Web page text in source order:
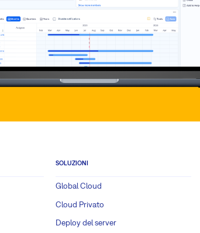
SOLUZIONI
Global Cloud
Cloud Privato
Deploy del server